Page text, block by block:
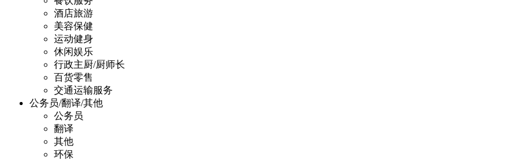
酒店旅游
美容保健
运动健身
休闲娱乐
行政主厨/厨师长
百货零售
交通运输服务
公务员/翻译/其他
公务员
翻译
其他
环保